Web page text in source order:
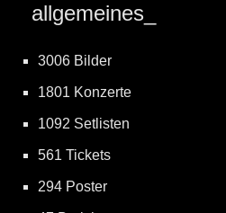
allgemeines_
3006 Bilder
1801 Konzerte
1092 Setlisten
561 Tickets
294 Poster